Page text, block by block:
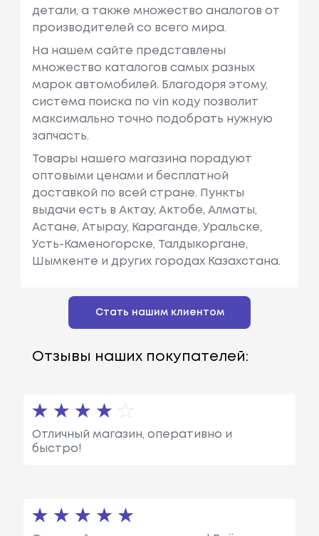
детали, а также множество аналогов от
производителей со всего мира.
На нашем сайте представлены
множество каталогов самых разных
марок автомобилей. Благодоря этому,
система поиска по vin коду позволит
максимально точно подобрать нужную
запчасть.
Товары нашего магазина порадуют
оптовыми ценами и бесплатной
доставкой по всей стране. Пункты
выдачи есть в Актау, Актобе, Алматы,
Астане, Атырау, Караганде, Уральске,
Усть-Каменогорске, Талдыкоргане,
Шымкенте и других городах Казахстана.
Стать нашим клиентом
Отзывы наших покупателей:
Отличный магазин, оперативно и
быстро!